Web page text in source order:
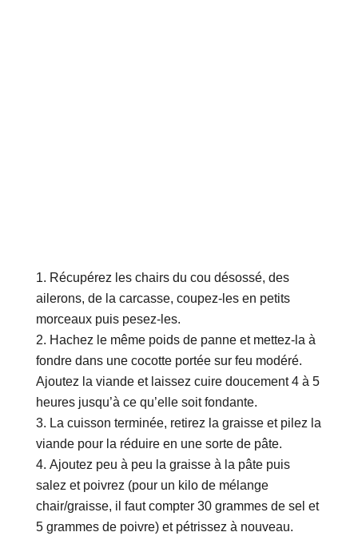
Récupérez les chairs du cou désossé, des
ailerons, de la carcasse, coupez-les en petits
morceaux puis pesez-les.
Hachez le même poids de panne et mettez-la à
fondre dans une cocotte portée sur feu modéré.
Ajoutez la viande et laissez cuire doucement 4 à 5
heures jusqu’à ce qu’elle soit fondante.
La cuisson terminée, retirez la graisse et pilez la
viande pour la réduire en une sorte de pâte.
Ajoutez peu à peu la graisse à la pâte puis
salez et poivrez (pour un kilo de mélange
chair/graisse, il faut compter 30 grammes de sel et
5 grammes de poivre) et pétrissez à nouveau.